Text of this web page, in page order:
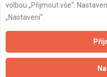
volbou „Přijmout vše“.
„Nastavení“.